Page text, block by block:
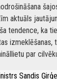
aktuāls
tendence, ka
izmeklēšanas,
par
Sandis